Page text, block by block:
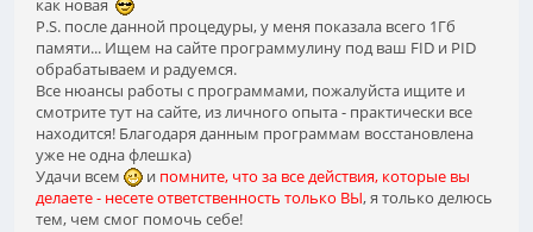
как новая
P.S. после данной процедуры, у меня показала всего 1Гб
памяти... Ищем на сайте программулину под ваш FID и PID
обрабатываем и радуемся.
Все нюансы работы с программами, пожалуйста ищите и
смотрите тут на сайте, из личного опыта - практически все
находится! Благодаря данным программам восстановлена
уже не одна флешка)
Удачи всем
и помните, что за все действия, которые вы
делаете - несете ответственность только ВЫ, я только делюсь
тем, чем смог помочь себе!